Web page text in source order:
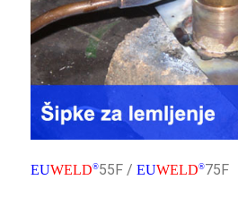
EUWELD®55F / EUWELD®75F